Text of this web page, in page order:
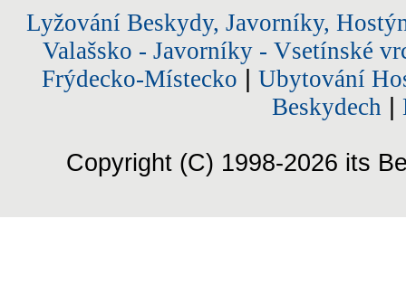
Lyžování Beskydy, Javorníky,
Valašsko - Javorníky - Vsetínské
Frýdecko-Místecko
Ubytování
Beskydech
Copyright (C) 1998-2026 its